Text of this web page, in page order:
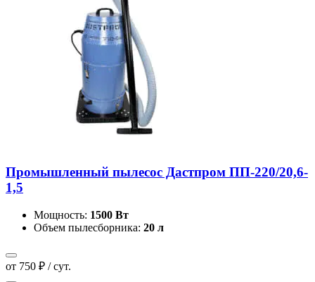
Промышленный пылесос Дастпром ПП-220/20,6-
1,5
Мощность: 1500 Вт
Объем пылесборника: 20 л
от 750 ₽ / сут.